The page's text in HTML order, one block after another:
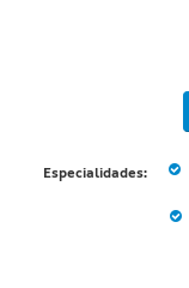
Especialidades: